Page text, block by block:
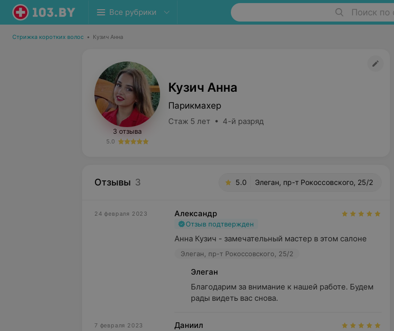
Все рубрики Поиск по
Стрижка коротких волос • Кузич Анна
3 отзыва
5.0
Кузич Анна
Парикмахер
Стаж 5 лет • 4-й разряд
Отзывы 3 5.0 Элеган, пр-т Рокоссовского, 25/2
24 февраля 2023 Александр
Отзыв подтвержден
Анна Кузич - замечательный мастер в этом салоне
Элеган, пр-т Рокоссовского, 25/2
Элеган
Благодарим за внимание к нашей работе. Будем
рады видеть вас снова.
7 февраля 2023 Даниил